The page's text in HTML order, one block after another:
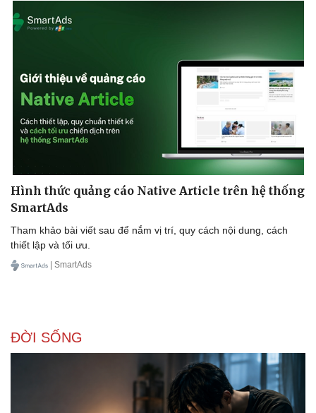
Doanh nghiệp 24h
Doanh nhân
Vì cộng đồng
Tin Công nghệ
Hình thức quảng cáo Native Article trên hệ thống
SmartAds
Tham khảo bài viết sau để nắm vị trí, quy cách nội dung, cách
thiết lập và tối ưu.
| SmartAds
ĐỜI SỐNG